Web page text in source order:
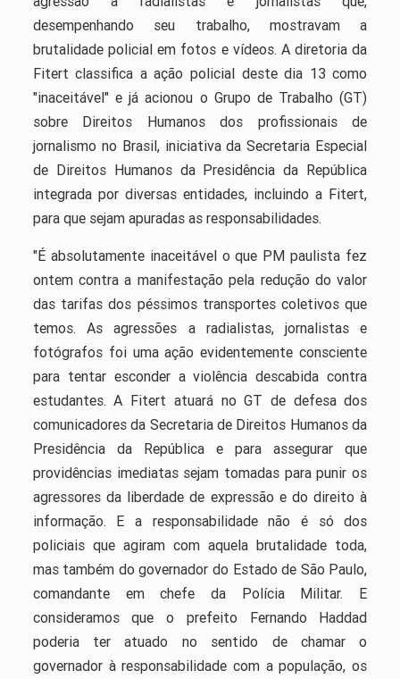
desempenhando seu trabalho, mostravam a
brutalidade policial em fotos e vídeos. A diretoria da
Fitert classifica a ação policial deste dia 13 como
"inaceitável" e já acionou o Grupo de Trabalho (GT)
sobre Direitos Humanos dos profissionais de
jornalismo no Brasil, iniciativa da Secretaria Especial
de Direitos Humanos da Presidência da República
integrada por diversas entidades, incluindo a Fitert,
para que sejam apuradas as responsabilidades.
"É absolutamente inaceitável o que PM paulista fez
ontem contra a manifestação pela redução do valor
das tarifas dos péssimos transportes coletivos que
temos. As agressões a radialistas, jornalistas e
fotógrafos foi uma ação evidentemente consciente
para tentar esconder a violência descabida contra
estudantes. A Fitert atuará no GT de defesa dos
comunicadores da Secretaria de Direitos Humanos da
Presidência da República e para assegurar que
providências imediatas sejam tomadas para punir os
agressores da liberdade de expressão e do direito à
informação. E a responsabilidade não é só dos
policiais que agiram com aquela brutalidade toda,
mas também do governador do Estado de São Paulo,
comandante em chefe da Polícia Militar. E
consideramos que o prefeito Fernando Haddad
poderia ter atuado no sentido de chamar o
governador à responsabilidade com a população, os